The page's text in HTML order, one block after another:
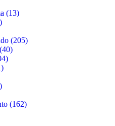
(13)
(205)
(40)
(162)